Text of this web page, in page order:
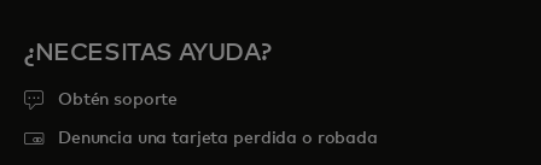
¿NECESITAS AYUDA?
Obtén soporte
Denuncia una tarjeta perdida o robada